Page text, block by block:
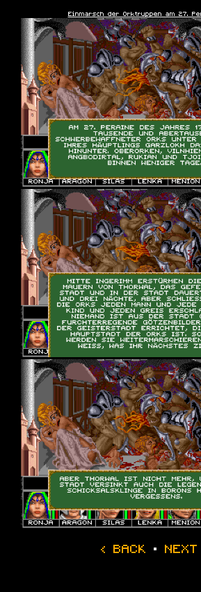
Einmarsch der Orktruppen am 27.
‹ BACK ·